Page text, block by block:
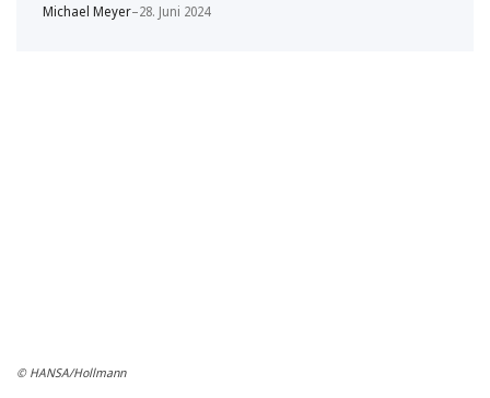
Michael Meyer–28. Juni 2024
© HANSA/Hollmann